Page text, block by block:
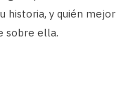
historia, y quién mejor
sobre ella.